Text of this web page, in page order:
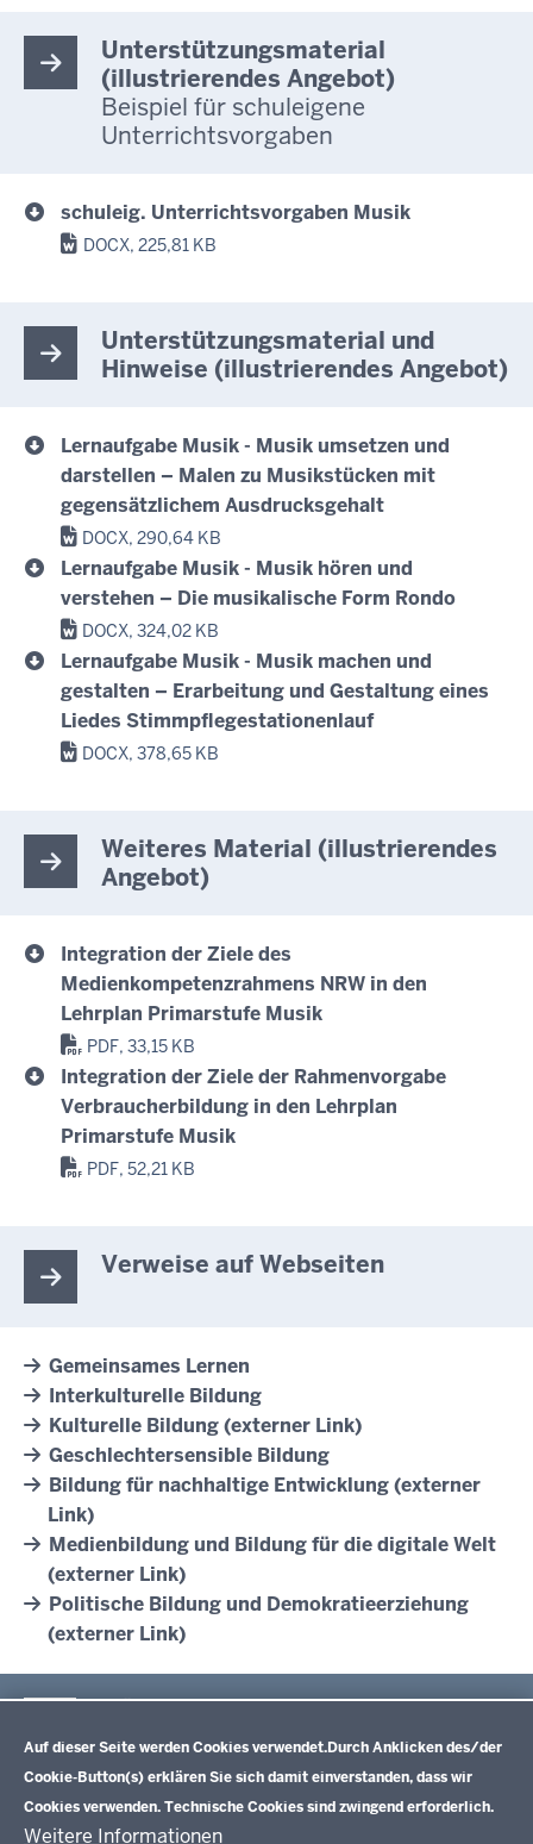
Auf dieser Seite werden Cookies verwendet.Durch Anklicken des/der
Cookie-Button(s) erklären Sie sich damit einverstanden, dass wir
Cookies verwenden. Technische Cookies sind zwingend erforderlich.
Weitere Informationen
Unterstützungsmaterial
(illustrierendes Angebot)
Beispiel für schuleigene
Unterrichtsvorgaben
schuleig. Unterrichtsvorgaben Musik
DOCX, 225,81 KB
Unterstützungsmaterial und
Hinweise (illustrierendes Angebot)
Lernaufgabe Musik - Musik umsetzen und
darstellen – Malen zu Musikstücken mit
gegensätzlichem Ausdrucksgehalt
DOCX, 290,64 KB
Lernaufgabe Musik - Musik hören und
verstehen – Die musikalische Form Rondo
DOCX, 324,02 KB
Lernaufgabe Musik - Musik machen und
gestalten – Erarbeitung und Gestaltung eines
Liedes Stimmpflegestationenlauf
DOCX, 378,65 KB
Weiteres Material (illustrierendes
Angebot)
Integration der Ziele des
Medienkompetenzrahmens NRW in den
Lehrplan Primarstufe Musik
PDF, 33,15 KB
Integration der Ziele der Rahmenvorgabe
Verbraucherbildung in den Lehrplan
Primarstufe Musik
PDF, 52,21 KB
Verweise auf Webseiten
Gemeinsames Lernen
Interkulturelle Bildung
Kulturelle Bildung (externer Link)
Geschlechtersensible Bildung
Bildung für nachhaltige Entwicklung (externer
Link)
Medienbildung und Bildung für die digitale Welt
(externer Link)
Politische Bildung und Demokratieerziehung
(externer Link)
Drucken
Lehrplannavigator Nordrhein-Westfalen